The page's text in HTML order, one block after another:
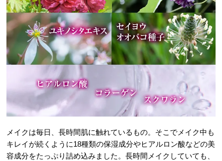
メイクは毎日、長時間肌に触れているもの。そこでメイク中も
キレイが続くように18種類の保湿成分やヒアルロン酸などの美
容成分をたっぷり詰め込みました。長時間メイクしていても、